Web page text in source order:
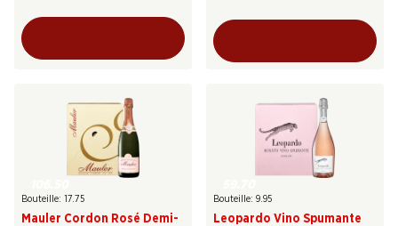
Bouteille: 17.75
Mauler Cordon Rosé Demi-
Bouteille: 9.95
Leopardo Vino Spumante